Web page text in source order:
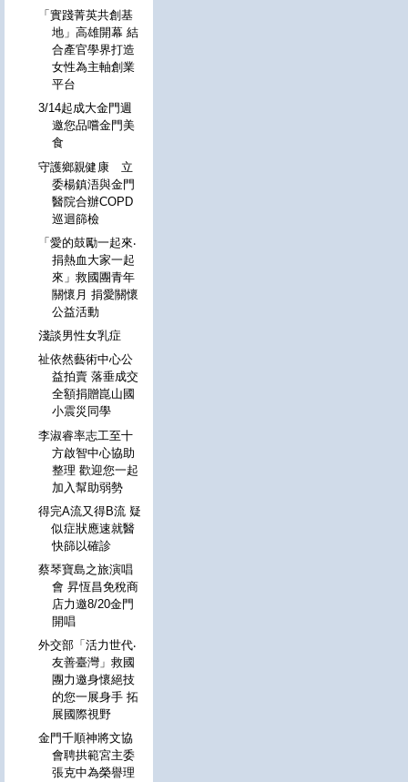
「實踐菁英共創基
地」高雄開幕 結
合產官學界打造
女性為主軸創業
平台
3/14起成大金門週
邀您品嚐金門美
食
守護鄉親健康 立
委楊鎮浯與金門
醫院合辦COPD
巡迴篩檢
「愛的鼓勵一起來‧
捐熱血大家一起
來」救國團青年
關懷月 捐愛關懷
公益活動
淺談男性女乳症
祉依然藝術中心公
益拍賣 落垂成交
全額捐贈崑山國
小震災同學
李淑睿率志工至十
方啟智中心協助
整理 歡迎您一起
加入幫助弱勢
得完A流又得B流 疑
似症狀應速就醫
快篩以確診
蔡琴寶島之旅演唱
會 昇恆昌免稅商
店力邀8/20金門
開唱
外交部「活力世代‧
友善臺灣」救國
團力邀身懷絕技
的您一展身手 拓
展國際視野
金門千順神將文協
會聘拱範宮主委
張克中為榮譽理